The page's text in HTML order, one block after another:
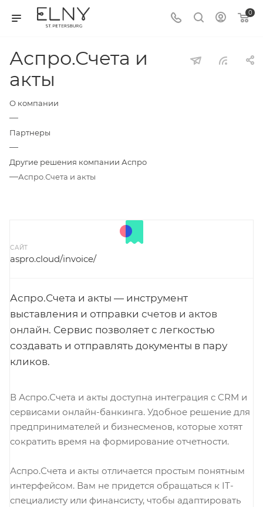
0
Аспро.Счета и
акты
О компании
—
Партнеры
—
Другие решения компании Аспро
—Аспро.Счета и акты
САЙТ
aspro.cloud/invoice/
Аспро.Счета и акты — инструмент
выставления и отправки счетов и актов
онлайн. Сервис позволяет с легкостью
создавать и отправлять документы в пару
кликов.
В Аспро.Счета и акты доступна интеграция с CRM и
сервисами онлайн-банкинга. Удобное решение для
предпринимателей и бизнесменов, которые хотят
сократить время на формирование отчетности.
Аспро.Счета и акты отличается простым понятным
интерфейсом. Вам не придется обращаться к IT-
специалисту или финансисту, чтобы адаптировать